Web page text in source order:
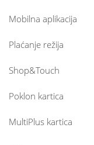
Mobilna aplikacija
Plaćanje režija
Shop&Touch
Poklon kartica
MultiPlus kartica